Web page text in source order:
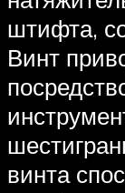
штифта,
Винт
винта